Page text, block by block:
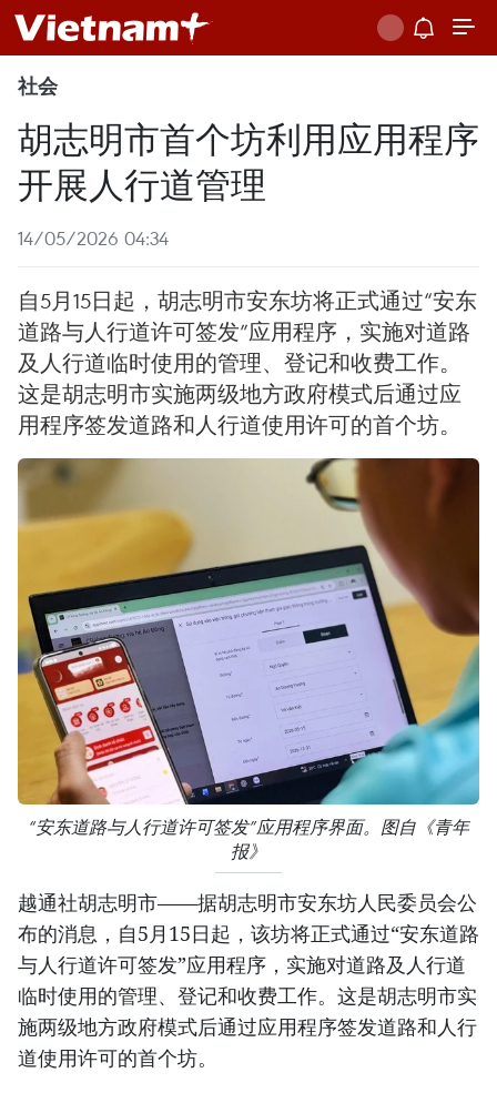
社会
胡志明市首个坊利用应用程序
开展人行道管理
14/05/2026 04:34
自5月15日起，胡志明市安东坊将正式通过“安东
道路与人行道许可签发”应用程序，实施对道路
及人行道临时使用的管理、登记和收费工作。
这是胡志明市实施两级地方政府模式后通过应
用程序签发道路和人行道使用许可的首个坊。
“安东道路与人行道许可签发”应用程序界面。图自《青年
报》
越通社胡志明市——据胡志明市安东坊人民委员会公
布的消息，自5月15日起，该坊将正式通过“安东道路
与人行道许可签发”应用程序，实施对道路及人行道
临时使用的管理、登记和收费工作。这是胡志明市实
施两级地方政府模式后通过应用程序签发道路和人行
道使用许可的首个坊。